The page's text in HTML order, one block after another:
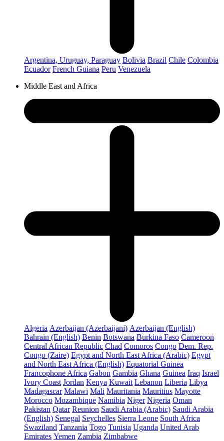
Argentina, Uruguay, Paraguay Bolivia Brazil Chile Colombia
Ecuador French Guiana Peru Venezuela
Middle East and Africa
Algeria Azerbaijan (Azerbaijani) Azerbaijan (English)
Bahrain (English) Benin Botswana Burkina Faso Cameroon
Central African Republic Chad Comoros Congo Dem. Rep.
Congo (Zaire) Egypt and North East Africa (Arabic) Egypt
and North East Africa (English) Equatorial Guinea
Francophone Africa Gabon Gambia Ghana Guinea Iraq Israel
Ivory Coast Jordan Kenya Kuwait Lebanon Liberia Libya
Madagascar Malawi Mali Mauritania Mauritius Mayotte
Morocco Mozambique Namibia Niger Nigeria Oman
Pakistan Qatar Reunion Saudi Arabia (Arabic) Saudi Arabia
(English) Senegal Seychelles Sierra Leone South Africa
Swaziland Tanzania Togo Tunisia Uganda United Arab
Emirates Yemen Zambia Zimbabwe